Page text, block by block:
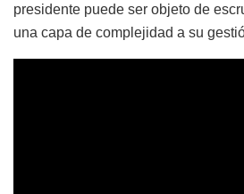
presidente puede ser objeto de
una capa de complejidad a su